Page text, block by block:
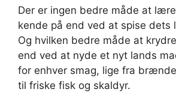
Der er ingen bedre måde at
kende på end ved at spise dets
Og hvilken bedre måde at
end ved at nyde et nyt lands
for enhver smag, lige fra
til friske fisk og skaldyr.